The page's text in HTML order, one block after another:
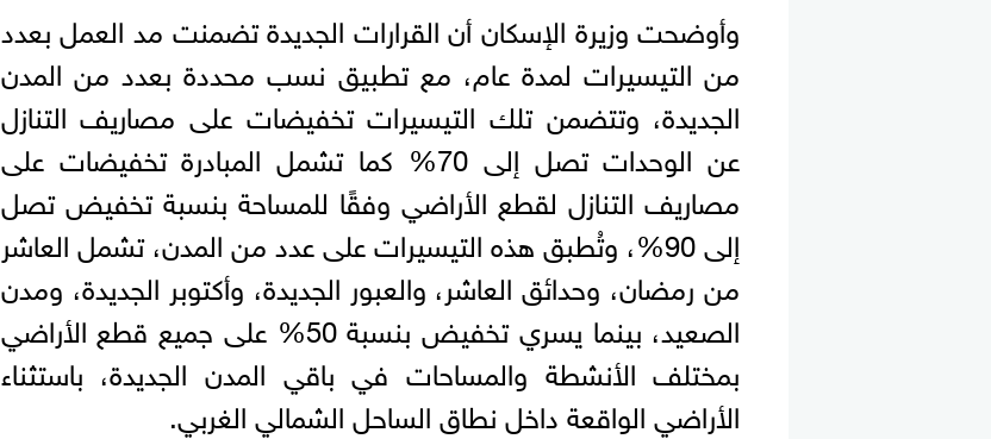
وأوضحت وزيرة الإسكان أن القرارات الجديدة تضمنت مد العمل بعدد
من التيسيرات لمدة عام، مع تطبيق نسب محددة بعدد من المدن
الجديدة، وتتضمن تلك التيسيرات تخفيضات على مصاريف التنازل
عن الوحدات تصل إلى 70% كما تشمل المبادرة تخفيضات على
مصاريف التنازل لقطع الأراضي وفقًا للمساحة بنسبة تخفيض تصل
إلى 90%، وتُطبق هذه التيسيرات على عدد من المدن، تشمل العاشر
من رمضان، وحدائق العاشر، والعبور الجديدة، وأكتوبر الجديدة، ومدن
الصعيد، بينما يسري تخفيض بنسبة 50% على جميع قطع الأراضي
بمختلف الأنشطة والمساحات في باقي المدن الجديدة، باستثناء
الأراضي الواقعة داخل نطاق الساحل الشمالي الغربي.